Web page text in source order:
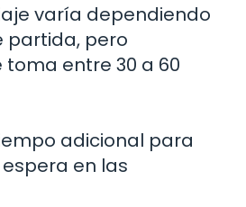
varía dependiendo
partida, pero
entre 30 a 60
adicional para
en las